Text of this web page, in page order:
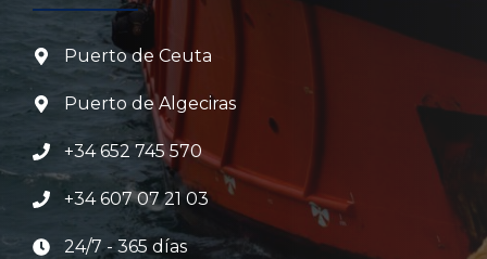
Puerto de Ceuta
Puerto de Algeciras
+34 652 745 570
+34 607 07 21 03
24/7 - 365 días